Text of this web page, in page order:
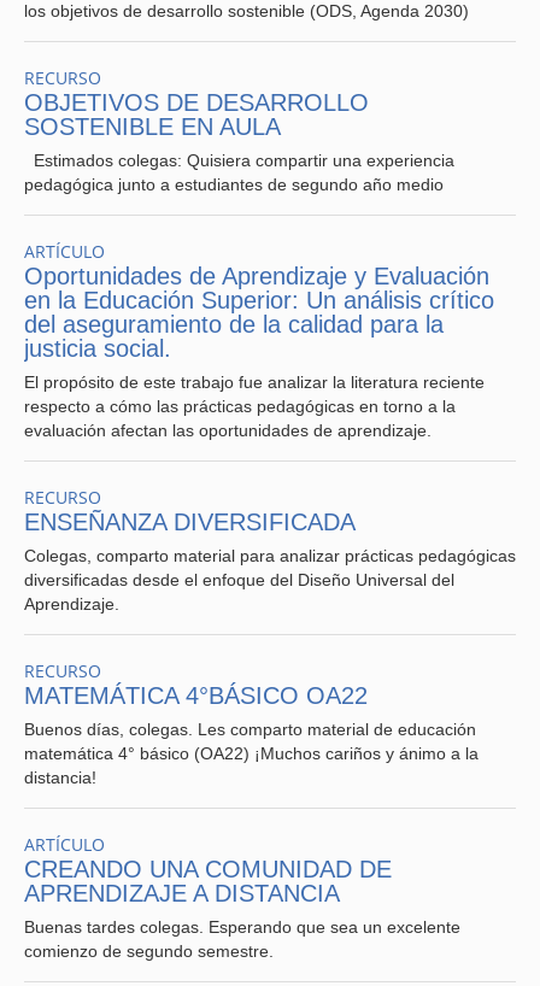
los objetivos de desarrollo sostenible (ODS, Agenda 2030)
RECURSO
OBJETIVOS DE DESARROLLO
SOSTENIBLE EN AULA
Estimados colegas: Quisiera compartir una experiencia
pedagógica junto a estudiantes de segundo año medio
ARTÍCULO
Oportunidades de Aprendizaje y Evaluación
en la Educación Superior: Un análisis crítico
del aseguramiento de la calidad para la
justicia social.
El propósito de este trabajo fue analizar la literatura reciente
respecto a cómo las prácticas pedagógicas en torno a la
evaluación afectan las oportunidades de aprendizaje.
RECURSO
ENSEÑANZA DIVERSIFICADA
Colegas, comparto material para analizar prácticas pedagógicas
diversificadas desde el enfoque del Diseño Universal del
Aprendizaje.
RECURSO
MATEMÁTICA 4°BÁSICO OA22
Buenos días, colegas. Les comparto material de educación
matemática 4° básico (OA22) ¡Muchos cariños y ánimo a la
distancia!
ARTÍCULO
CREANDO UNA COMUNIDAD DE
APRENDIZAJE A DISTANCIA
Buenas tardes colegas. Esperando que sea un excelente
comienzo de segundo semestre.